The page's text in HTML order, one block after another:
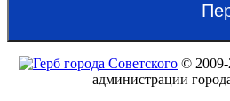
©
администрации